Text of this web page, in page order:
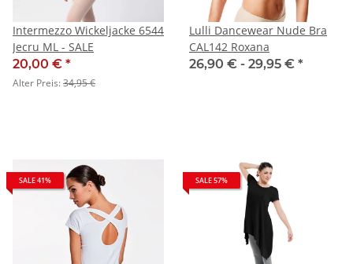
Intermezzo Wickeljacke 6544
Jecru ML - SALE
20,00 € *
Alter Preis:34,95 €
Lulli Dancewear Nude Bra
CAL142 Roxana
26,90 € - 29,95 € *
SALE 41% SALE 57%